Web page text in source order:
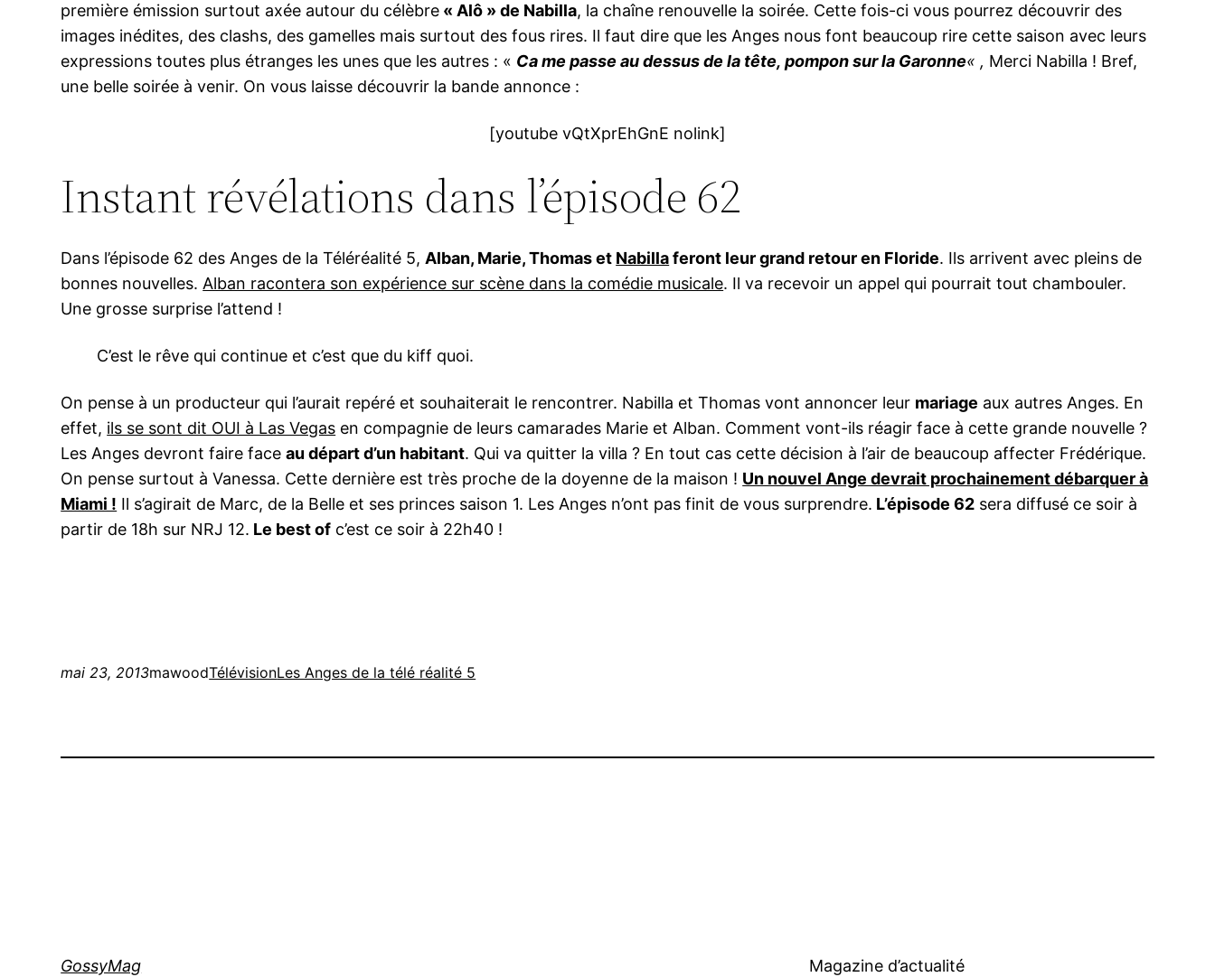
première émission surtout axée autour du célèbre « Alô » de Nabilla, la chaîne renouvelle la soirée. Cette fois-ci vous pourrez découvrir des
images inédites, des clashs, des gamelles mais surtout des fous rires. Il faut dire que les Anges nous font beaucoup rire cette saison avec leurs
expressions toutes plus étranges les unes que les autres : « Ca me passe au dessus de la tête, pompon sur la Garonne« , Merci Nabilla ! Bref,
une belle soirée à venir. On vous laisse découvrir la bande annonce :
[youtube vQtXprEhGnE nolink]
Instant révélations dans l’épisode 62
Dans l’épisode 62 des Anges de la Téléréalité 5, Alban, Marie, Thomas et Nabillaferont leur grand retour en Floride. Ils arrivent avec pleins de
bonnes nouvelles. Alban racontera son expérience sur scène dans la comédie musicale. Il va recevoir un appel qui pourrait tout chambouler.
Une grosse surprise l’attend !
C’est le rêve qui continue et c’est que du kiff quoi.
On pense à un producteur qui l’aurait repéré et souhaiterait le rencontrer. Nabilla et Thomas vont annoncer leur mariage aux autres Anges. En
effet, ils se sont dit OUI à Las Vegas en compagnie de leurs camarades Marie et Alban. Comment vont-ils réagir face à cette grande nouvelle ?
Les Anges devront faire faceau départ d’un habitant. Qui va quitter la villa ? En tout cas cette décision à l’air de beaucoup affecter Frédérique.
On pense surtout à Vanessa. Cette dernière est très proche de la doyenne de la maison ! Un nouvel Ange devrait prochainement débarquer à
Miami ! Il s’agirait de Marc, de la Belle et ses princes saison 1. Les Anges n’ont pas finit de vous surprendre. L’épisode 62 sera diffusé ce soir à
partir de 18h sur NRJ 12. Le best of c’est ce soir à 22h40 !
mai 23, 2013mawoodTélévisionLes Anges de la télé réalité 5
GossyMag Magazine d’actualité